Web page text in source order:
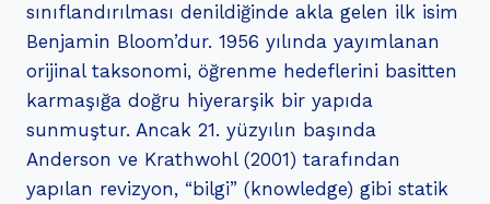
sınıflandırılması denildiğinde akla gelen ilk isim
Benjamin Bloom’dur. 1956 yılında yayımlanan
orijinal taksonomi, öğrenme hedeflerini basitten
karmaşığa doğru hiyerarşik bir yapıda
sunmuştur. Ancak 21. yüzyılın başında
Anderson ve Krathwohl (2001) tarafından
yapılan revizyon, “bilgi” (knowledge) gibi statik